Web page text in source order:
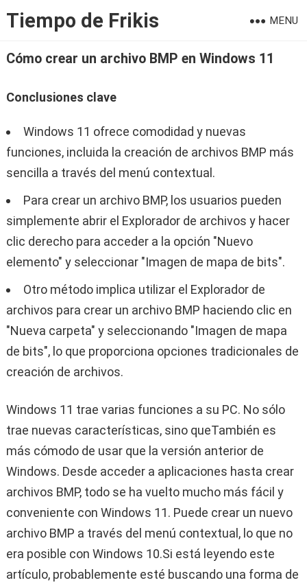
Tiempo de Frikis MENU
Cómo crear un archivo BMP en Windows 11
Conclusiones clave
Windows 11 ofrece comodidad y nuevas
funciones, incluida la creación de archivos BMP más
sencilla a través del menú contextual.
Para crear un archivo BMP, los usuarios pueden
simplemente abrir el Explorador de archivos y hacer
clic derecho para acceder a la opción "Nuevo
elemento" y seleccionar "Imagen de mapa de bits".
Otro método implica utilizar el Explorador de
archivos para crear un archivo BMP haciendo clic en
"Nueva carpeta" y seleccionando "Imagen de mapa
de bits", lo que proporciona opciones tradicionales de
creación de archivos.
Windows 11 trae varias funciones a su PC. No sólo
trae nuevas características, sino queTambién es
más cómodo de usar que la versión anterior de
Windows. Desde acceder a aplicaciones hasta crear
archivos BMP, todo se ha vuelto mucho más fácil y
conveniente con Windows 11. Puede crear un nuevo
archivo BMP a través del menú contextual, lo que no
era posible con Windows 10.Si está leyendo este
artículo, probablemente esté buscando una forma de